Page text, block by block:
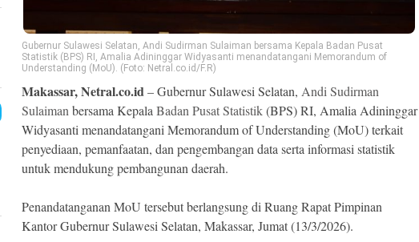
Gubernur Sulawesi Selatan, Andi Sudirman Sulaiman bersama Kepala Badan Pusat
Statistik (BPS) RI, Amalia Adininggar Widyasanti menandatangani Memorandum of
Understanding (MoU). (Foto: Netral.co.id/F.R)
Makassar, Netral.co.id– Gubernur Sulawesi Selatan,Andi Sudirman
Sulaimanbersama KepalaBadan Pusat Statistik(BPS) RI, Amalia Adininggar
Widyasanti menandatangani Memorandum of Understanding (MoU) terkait
penyediaan, pemanfaatan, dan pengembangan data serta informasi statistik
untuk mendukung pembangunan daerah.
Penandatanganan MoU tersebut berlangsung di Ruang Rapat Pimpinan
Kantor Gubernur Sulawesi Selatan, Makassar, Jumat (13/3/2026).